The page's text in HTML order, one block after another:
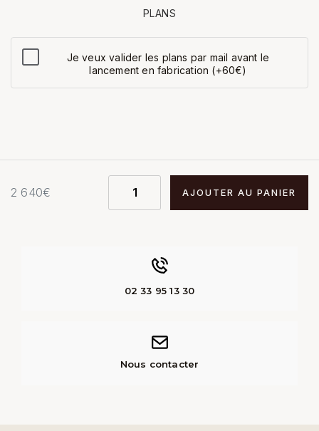
PLANS
Je veux valider les plans par mail avant le
lancement en fabrication (+60€)
2 640€ AJOUTER AU PANIER
02 33 95 13 30
Nous contacter